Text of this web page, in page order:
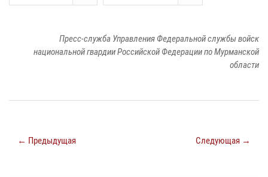
Пресс-служба Управления Федеральной службы войск
национальной гвардии Российской Федерации по Мурманской
области
← Предыдущая Следующая →